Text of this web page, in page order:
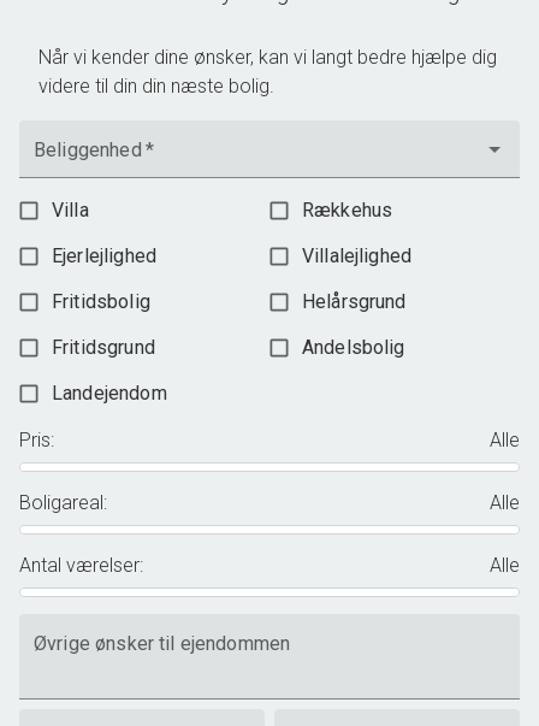
Når vi kender dine ønsker, kan vi langt bedre hjælpe dig
videre til din din næste bolig.
Beliggenhed *
Villa
Rækkehus
Ejerlejlighed
Villalejlighed
Fritidsbolig
Helårsgrund
Fritidsgrund
Andelsbolig
Landejendom
Pris: Alle
Boligareal : Alle
Antal værelser: Alle
Øvrige ønsker til ejendommen